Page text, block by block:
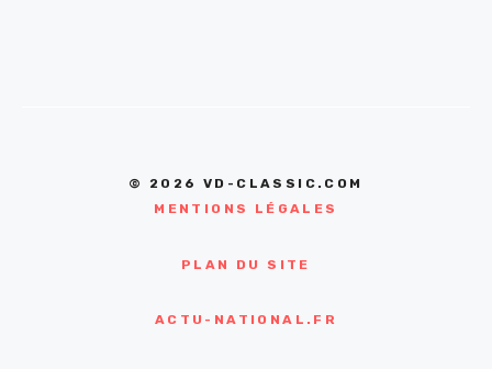
© 2026 VD-CLASSIC.COM
MENTIONS LÉGALES
PLAN DU SITE
ACTU-NATIONAL.FR